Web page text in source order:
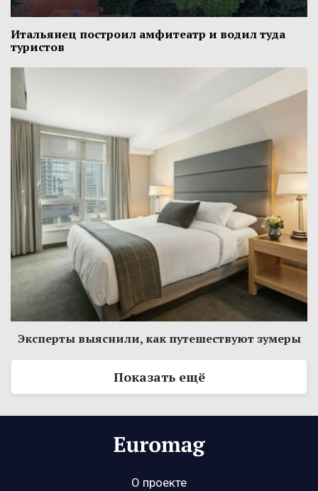
Итальянец построил амфитеатр и водил туда
туристов
Эксперты выяснили, как путешествуют зумеры
Показать ещё
О проекте